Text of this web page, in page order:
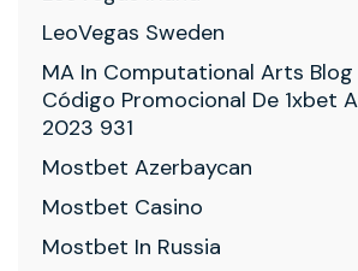
LeoVegas Sweden
MA In Computational Arts Blog
Código Promocional De 1xbet
2023 931
Mostbet Azerbaycan
Mostbet Casino
Mostbet In Russia